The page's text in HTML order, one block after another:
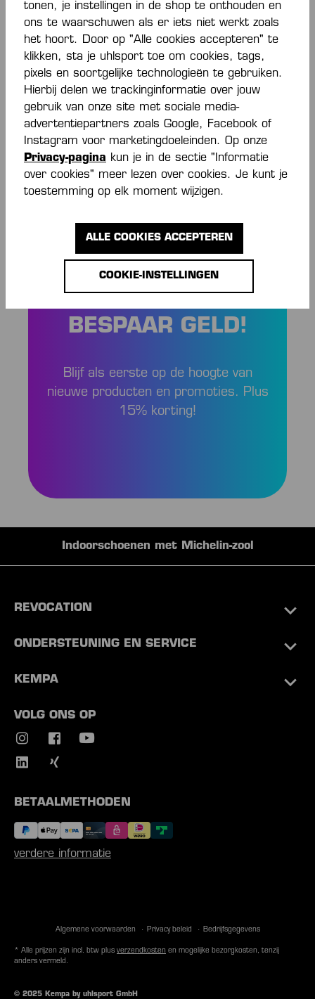
Beschrijving
Rundhalsausschnitt mit schwarzem Kempa-
Nackenband Raglanärmel elastisches Kempa-
Wording taillierter Schnitt Core-Aufdruck a…
Meer
Beoordelingen
ALTIJD OP DE
HOOGTE EN
BESPAAR GELD!
Blijf als eerste op de hoogte van
nieuwe producten en promoties. Plus
15% korting!
Indoorschoenen met Michelin-zool
REVOCATION
ONDERSTEUNING EN SERVICE
KEMPA
VOLG ONS OP
BETAALMETHODEN
verdere informatie
Algemene voorwaarden Privacy beleid Bedrijfsgegevens
© 2025 Kempa by uhlsport GmbH
* Alle prijzen zijn incl. btw plus verzendkosten en mogelijke bezorgkosten, tenzij
anders vermeld.
tonen, je instellingen in de shop te onthouden en
ons te waarschuwen als er iets niet werkt zoals
het hoort. Door op "Alle cookies accepteren" te
klikken, sta je uhlsport toe om cookies, tags,
pixels en soortgelijke technologieën te gebruiken.
Hierbij delen we trackinginformatie over jouw
gebruik van onze site met sociale media-
advertentiepartners zoals Google, Facebook of
Instagram voor marketingdoeleinden. Op onze
Privacy-pagina kun je in de sectie "Informatie
over cookies" meer lezen over cookies. Je kunt je
toestemming op elk moment wijzigen.
COOKIE-INSTELLINGEN
ALLE COOKIES ACCEPTEREN